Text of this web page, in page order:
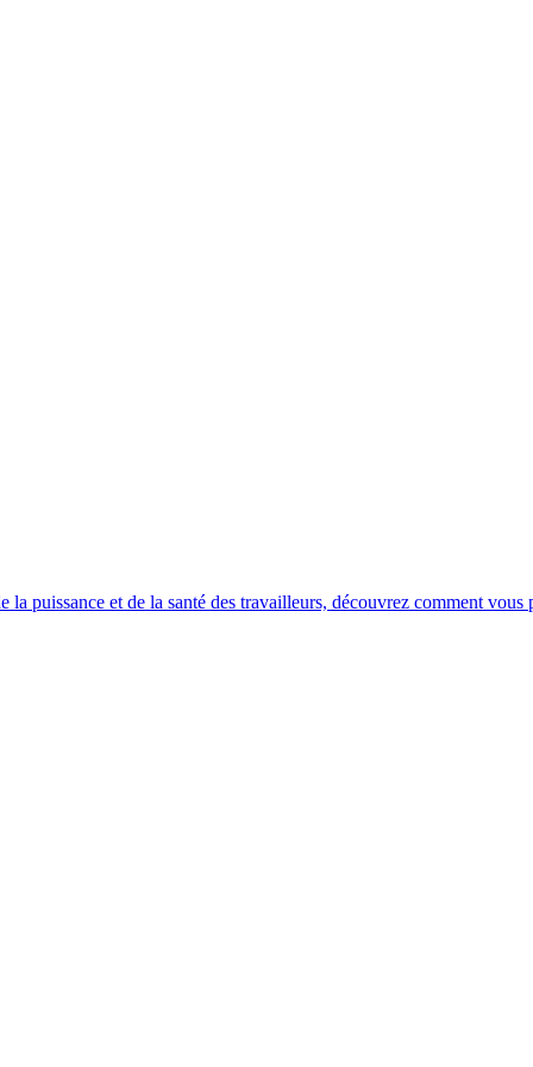
puissance et de la santé des travailleurs, découvrez comment